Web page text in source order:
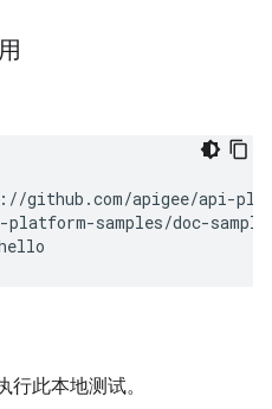
github.com/apigee/api-
platform-samples/doc-
行此本地测试。